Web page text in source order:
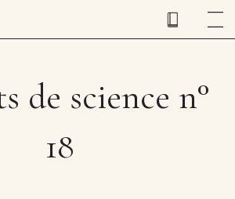
de science n°
18